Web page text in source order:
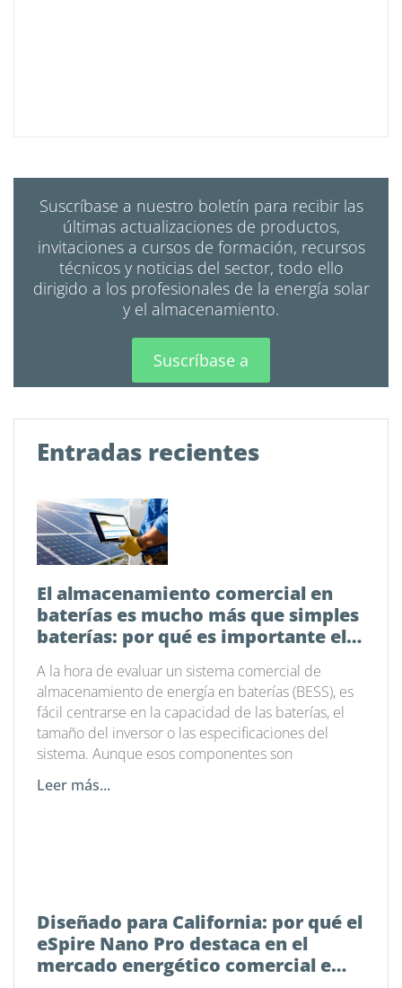
Suscríbase a nuestro boletín para recibir las
últimas actualizaciones de productos,
invitaciones a cursos de formación, recursos
técnicos y noticias del sector, todo ello
dirigido a los profesionales de la energía solar
y el almacenamiento.
Suscríbase a
Entradas recientes
El almacenamiento comercial en
baterías es mucho más que simples
baterías: por qué es importante el
A la hora de evaluar un sistema comercial de
almacenamiento de energía en baterías (BESS), es
fácil centrarse en la capacidad de las baterías, el
tamaño del inversor o las especificaciones del
sistema. Aunque esos componentes son
Leer más...
Diseñado para California: por qué el
eSpire Nano Pro destaca en el
mercado energético comercial e